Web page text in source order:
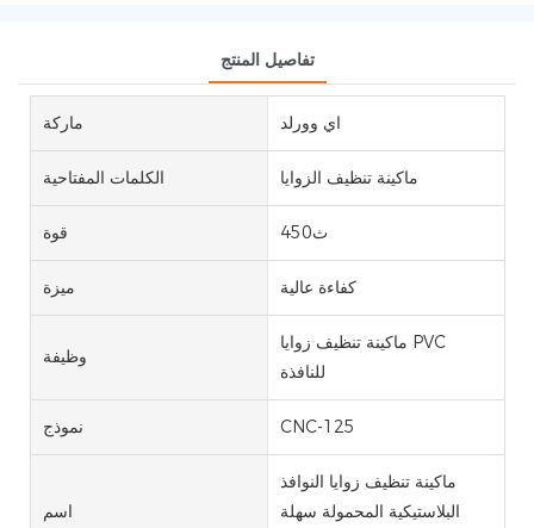
تفاصيل المنتج
ماركة اي وورلد
الكلمات المفتاحية ماكينة تنظيف الزوايا
قوة ث450
ميزة كفاءة عالية
وظيفة
ماكينة تنظيف زوايا PVC
للنافذة
نموذج CNC-125
اسم
ماكينة تنظيف زوايا النوافذ
البلاستيكية المحمولة سهلة